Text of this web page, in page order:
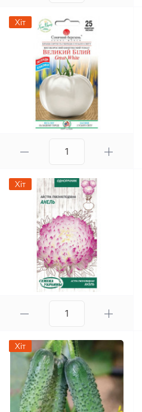
Хіт
Хіт
Хіт